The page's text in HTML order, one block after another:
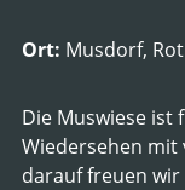
Ort: Musdorf,
Die Muswiese ist
Wiedersehen mit
darauf freuen